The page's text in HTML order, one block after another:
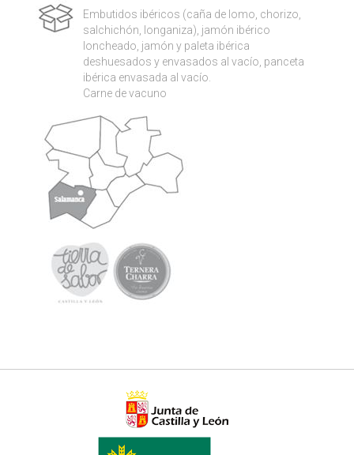
Embutidos ibéricos (caña de lomo, chorizo,
salchichón, longaniza), jamón ibérico
loncheado, jamón y paleta ibérica
deshuesados y envasados al vacío, panceta
ibérica envasada al vacío.
Carne de vacuno